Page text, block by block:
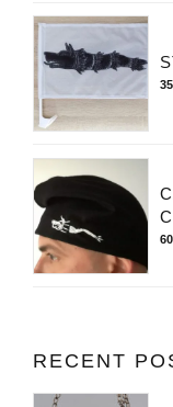
35
RECENT